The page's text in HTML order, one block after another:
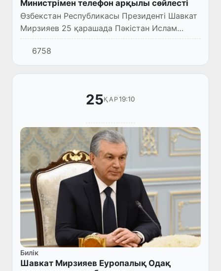
Министрімен телефон арқылы сөйлесті
Өзбекстан Республикасы Президенті Шавкат
Мирзияев 25 қарашада Пәкістан Ислам
Республикасының Премьер-Министрі Имран
Ханмен телефон арқылы сөйлесті.
6758
25ҚАР19:10
Билік
Шавкат Мирзияев Еуропалық Одақ